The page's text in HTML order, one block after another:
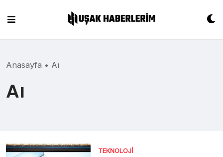
content
Anasayfa • Aı
Aı
TEKNOLOJI